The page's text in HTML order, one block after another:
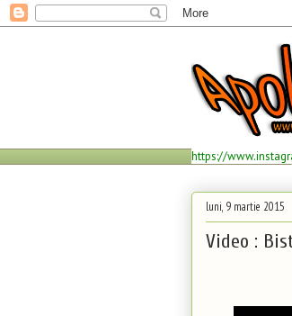
https://
luni, 9 martie 2015
Video :